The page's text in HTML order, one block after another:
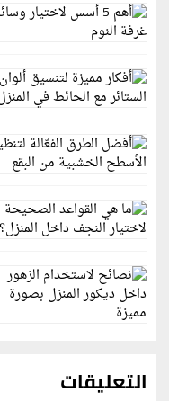
التعليقات